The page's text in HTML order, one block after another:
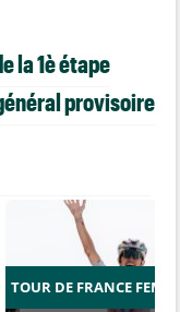
la 1è étape
provisoire
TOUR DE FRANCE